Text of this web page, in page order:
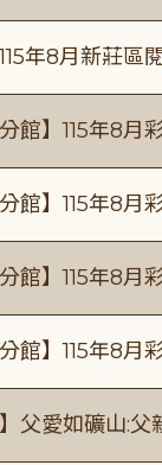
年8月新莊
分館】115年8
館】115年8月
館】115年8月
分館】115年8
】父愛如礦山: